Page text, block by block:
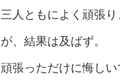
三人ともによく頑張
が、結果は及ばず。
頑張っただけに悔し